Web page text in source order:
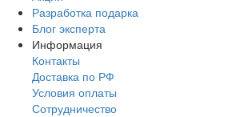
Разработка подарка
Блог эксперта
Информация
Контакты
Доставка по РФ
Условия оплаты
Сотрудничество